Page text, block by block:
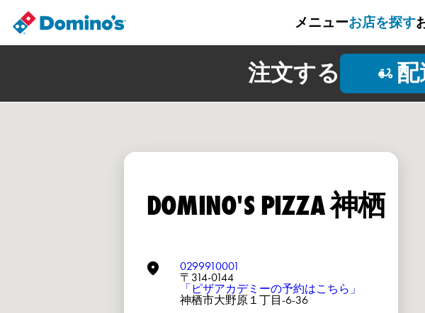
メニューお店を探す
注文する 配
DOMINO'S PIZZA 神栖
0299910001
〒314-0144
「ピザアカデミーの予約はこちら」
神栖市大野原１丁目-6-36